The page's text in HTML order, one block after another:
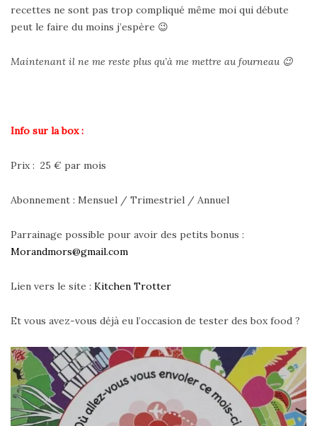
recettes ne sont pas trop compliqué même moi qui débute
peut le faire du moins j’espère 😉
Maintenant il ne me reste plus qu’à me mettre au fourneau 😉
Info sur la box :
Prix : 25 € par mois
Abonnement : Mensuel / Trimestriel / Annuel
Parrainage possible pour avoir des petits bonus :
Morandmors@gmail.com
Lien vers le site : Kitchen Trotter
Et vous avez-vous déjà eu l’occasion de tester des box food ?